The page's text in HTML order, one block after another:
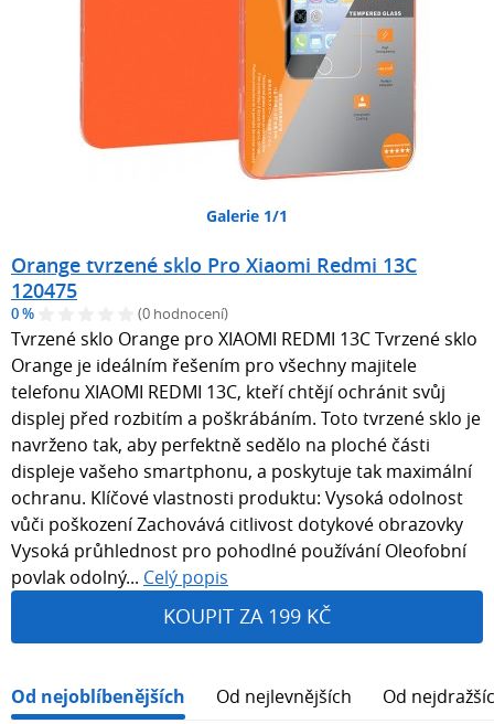
Galerie 1/1
Orange tvrzené sklo Pro Xiaomi Redmi 13C
120475
0 % (0 hodnocení)
Tvrzené sklo Orange pro XIAOMI REDMI 13C Tvrzené sklo
Orange je ideálním řešením pro všechny majitele
telefonu XIAOMI REDMI 13C, kteří chtějí ochránit svůj
displej před rozbitím a poškrábáním. Toto tvrzené sklo je
navrženo tak, aby perfektně sedělo na ploché části
displeje vašeho smartphonu, a poskytuje tak maximální
ochranu. Klíčové vlastnosti produktu: Vysoká odolnost
vůči poškození Zachovává citlivost dotykové obrazovky
Vysoká průhlednost pro pohodlné používání Oleofobní
povlak odolný... Celý popis
KOUPIT ZA 199 KČ
Od nejoblíbenějších Od nejlevnějších Od